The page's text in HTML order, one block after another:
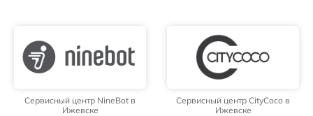
Сервисный центр NineBot в
Ижевске
Сервисный центр CityCoco в
Ижевске